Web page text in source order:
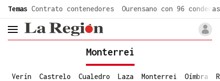
Temas Contrato contenedores Ourensano con 96 condenas
header.menu.open
Monterrei
Verín Castrelo Cualedro Laza Monterrei Oímbra